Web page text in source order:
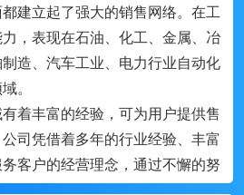
建立起了强大的销售网络。在工
，表现在石油、化工、金属、冶
造、汽车工业、电力行业自动化
。
着丰富的经验，可为用户提供售
司凭借着多年的行业经验、丰富
客户的经营理念，通过不懈的努
品牌及许多厂家密切合作，形成